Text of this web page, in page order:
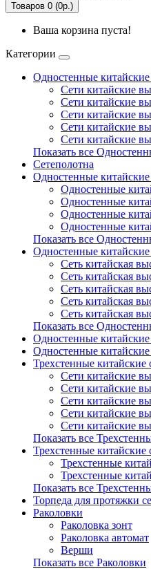
Товаров 0 (0р.)
Ваша корзина пуста!
Категории
Одностенные
Сети китайские
Сети китайские
Сети китайские
Сети китайские
Сети китайские
Показать все
Сетеполотна
Одностенные
Одностенные
Одностенные
Одностенные
Одностенные
Показать все
Одностенные
Сеть китайская
Сеть китайская
Сеть китайская
Сеть китайская
Сеть китайская
Показать все
Одностенные
Одностенные
Трехстенные
Сети китайские
Сети китайские
Сети китайские
Сети китайские
Сети китайские
Показать все
Трехстенные китайские
Трехстенные
Трехстенные
Показать все
Торпеда для протяжки
Раколовки
Раколовка зонт
Раколовка автомат
Верши
Показать все Раколовки